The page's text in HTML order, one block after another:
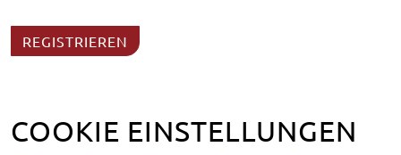
REGISTRIEREN
COOKIE EINSTELLUNGEN